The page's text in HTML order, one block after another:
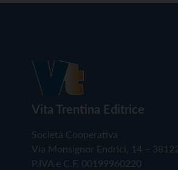
Vita Trentina Editrice
Società Cooperativa
Via Monsignor Endrici, 14 –
P.IVA e C.F. 00199960220